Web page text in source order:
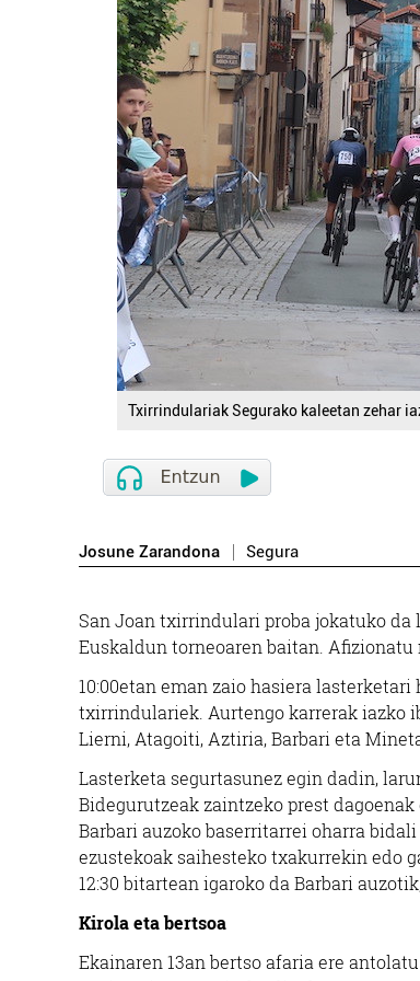
Txirrindulariak Segurako kaleetan zehar
Josune Zarandona Segura
San Joan txirrindulari proba jokatuko
Euskaldun torneoaren baitan.
10:00etan eman zaio hasiera
txirrindulariek. Aurtengo karrerak iazko
Lierni, Atagoiti, Aztiria, Barbari eta
Lasterketa segurtasunez egin dadin,
Bidegurutzeak zaintzeko prest
Barbari auzoko baserritarrei oharra
ezustekoak saihesteko txakurrekin edo
12:30 bitartean igaroko da Barbari
Kirola eta bertsoa
Ekainaren 13an bertso afaria ere